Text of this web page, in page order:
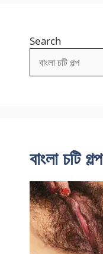
Search
বাংলা চটি গল্প